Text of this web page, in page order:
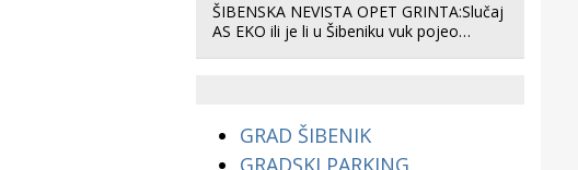
ŠIBENSKA NEVISTA OPET GRINTA:Slučaj
AS EKO ili je li u Šibeniku vuk pojeo
GRAD ŠIBENIK